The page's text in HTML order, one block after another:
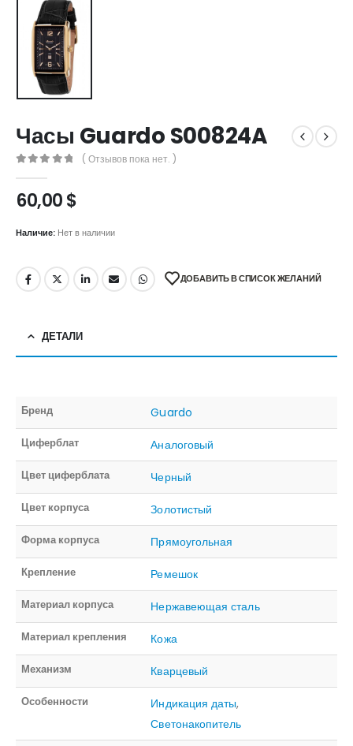
Часы Guardo S00824A
( Отзывов пока нет. )
60,00$
Наличие: Нет в наличии
ДОБАВИТЬ В СПИСОК ЖЕЛАНИЙ
ДЕТАЛИ
Бренд Guardo
Циферблат Аналоговый
Цвет циферблата Черный
Цвет корпуса Золотистый
Форма корпуса Прямоугольная
Крепление Ремешок
Материал корпуса Нержавеющая сталь
Материал крепления Кожа
Механизм Кварцевый
Особенности Индикация даты,
Светонакопитель